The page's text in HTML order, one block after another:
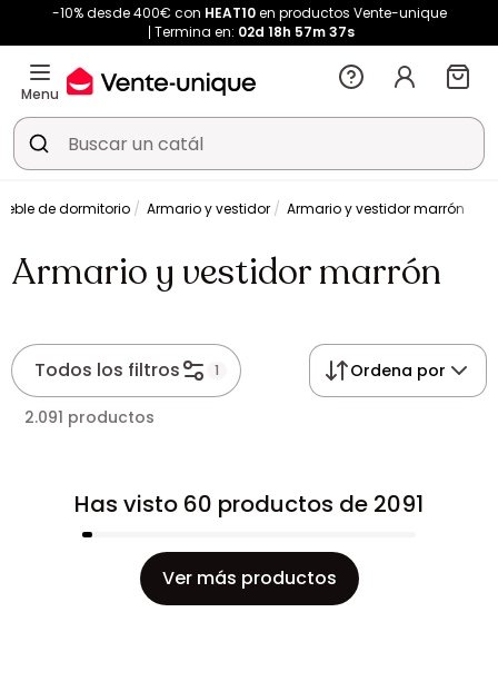
-10% desde 400€ con HEAT10en productos Vente-unique
Termina en: 02d 18h 57m 37s
Menu
de dormitorio Armario y vestidor Armario y vestidor marrón
Armario y vestidor marrón
Todos los filtros 1 Ordena por
2.091 productos
Has visto 60 productos de 2091
Ver más productos